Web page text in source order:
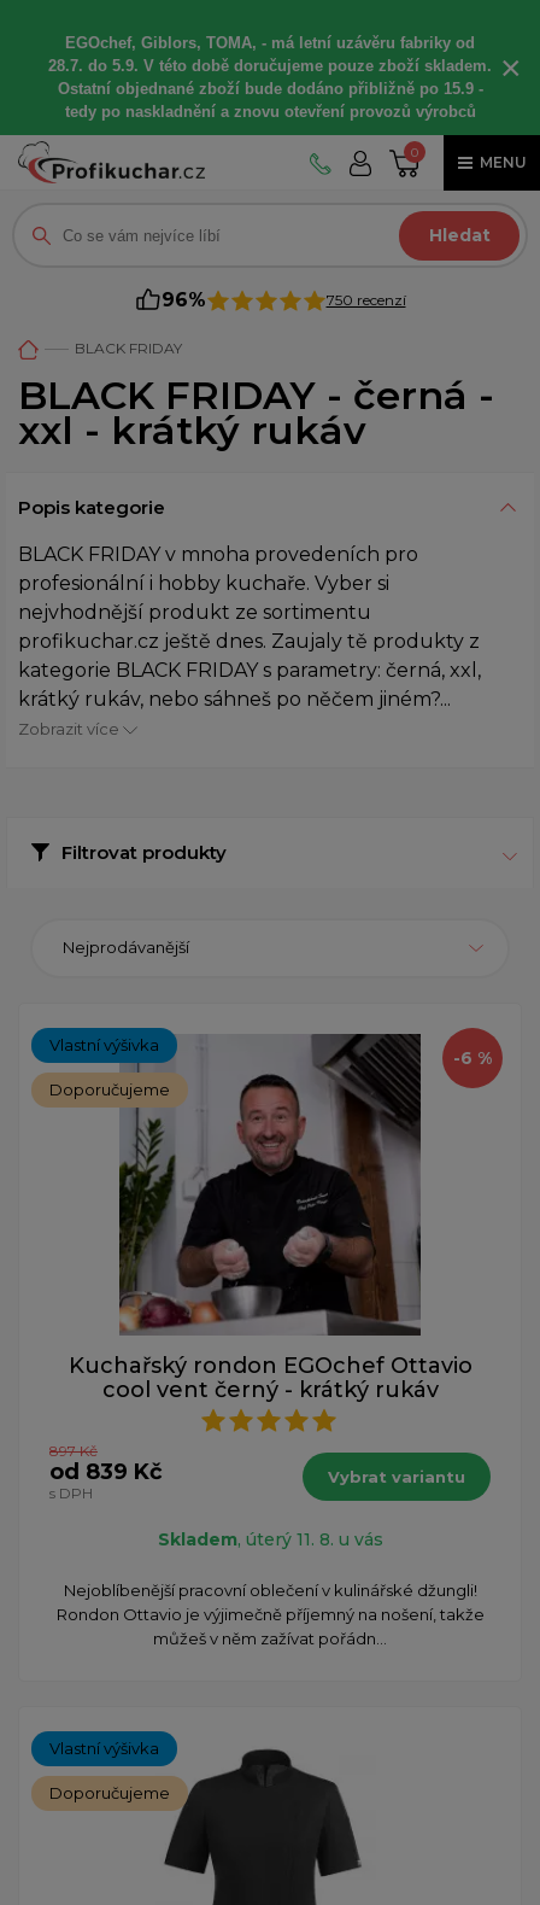
EGOchef, Giblors, TOMA, - má letní uzávěru fabriky od
28.7. do 5.9. V této době doručujeme pouze zboží skladem.
Ostatní objednané zboží bude dodáno přibližně po 15.9 -
tedy po naskladnění a znovu otevření provozů výrobců
×
0
MENU
Hledat
96% 750 recenzí
BLACK FRIDAY
BLACK FRIDAY - černá -
xxl - krátký rukáv
Popis kategorie
BLACK FRIDAY v mnoha provedeních pro
profesionální i hobby kuchaře. Vyber si
nejvhodnější produkt ze sortimentu
profikuchar.cz ještě dnes. Zaujaly tě produkty z
kategorie BLACK FRIDAY s parametry: černá, xxl,
krátký rukáv, nebo sáhneš po něčem jiném?...
Zobrazit více
Filtrovat produkty
Nejprodávanější
-6 %
Vlastní výšivka
Doporučujeme
Kuchařský rondon EGOchef Ottavio
cool vent černý - krátký rukáv
897 Kč
od 839 Kč
s DPH
Vybrat variantu
Skladem, úterý 11. 8. u vás
Nejoblíbenější pracovní oblečení v kulinářské džungli!
Rondon Ottavio je výjimečně příjemný na nošení, takže
můžeš v něm zažívat pořádn...
Vlastní výšivka
Doporučujeme